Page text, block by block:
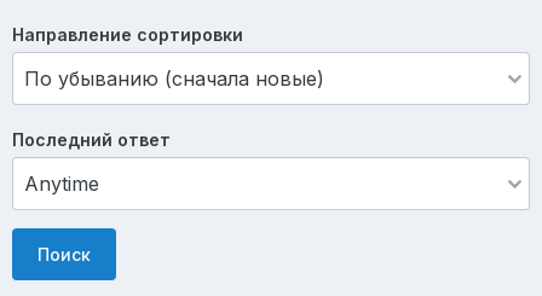
Направление сортировки
Последний ответ
Поиск